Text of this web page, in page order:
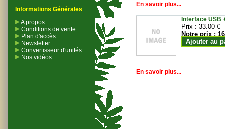
Informations Générales
A propos
Conditions de vente
Plan d'accès
Newsletter
Convertisseur d'unités
Nos vidéos
En savoir plus...
Interface USB
Prix :33.00 €
Notre prix :
Ajouter au
En savoir plus...